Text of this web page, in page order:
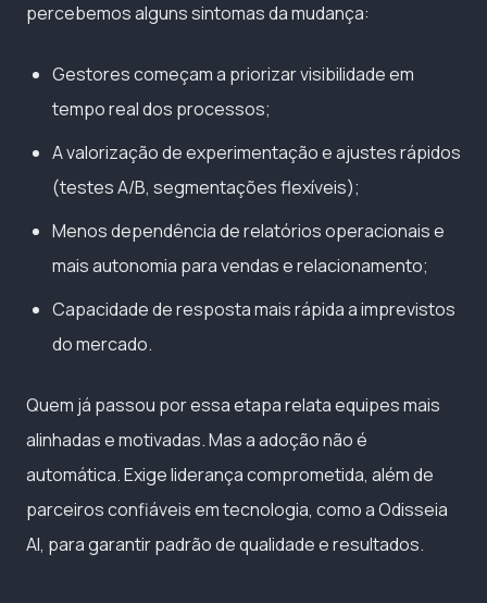
percebemos alguns sintomas da mudança:
Gestores começam a priorizar visibilidade em
tempo real dos processos;
A valorização de experimentação e ajustes rápidos
(testes A/B, segmentações flexíveis);
Menos dependência de relatórios operacionais e
mais autonomia para vendas e relacionamento;
Capacidade de resposta mais rápida a imprevistos
do mercado.
Quem já passou por essa etapa relata equipes mais
alinhadas e motivadas. Mas a adoção não é
automática. Exige liderança comprometida, além de
parceiros confiáveis em tecnologia, como a Odisseia
AI, para garantir padrão de qualidade e resultados.